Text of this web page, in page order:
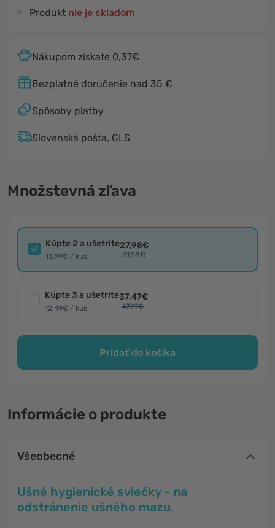
Produkt nie je skladom
Nákupom získate 0,37€
Bezplatné doručenie nad 35 €
Spôsoby platby
Slovenská pošta, GLS
Množstevná zľava
Kúpte 2 a ušetrite
13,99€ / kus
27,98€
31,98€
Kúpte 3 a ušetrite
12,49€ / kus
37,47€
47,97€
Pridať do košíka
Informácie o produkte
Všeobecné
Ušné hygienické sviečky - na
odstránenie ušného mazu.